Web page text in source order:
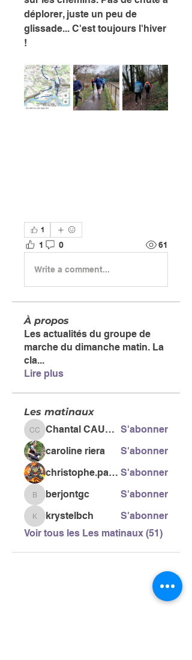
déplorer, juste un peu de
glissade... C'est toujours l'hiver
!
1
1 0 61
Write a comment...
À propos
Les actualités du groupe de
marche du dimanche matin. La
cla...
Lire plus
Les matinaux
Chantal CAUSSE Chantal CAUSSE S'abonner
caroline riera
S'abonner
christophe.pacific S'abonner
berjontgc
berjontgc S'abonner
krystelbch
krystelbch
S'abonner
Voir tous les Les matinaux (51)